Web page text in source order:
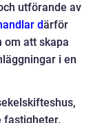
utförande av
därför
om att skapa
i en
fastigheter.